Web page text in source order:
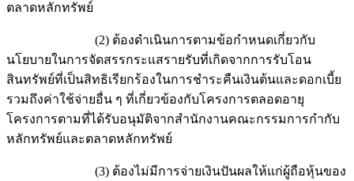
ตลาดหลักทรัพย์
(2) ต้องดำเนินการตามข้อกำหนดเกี่ยวกับ
นโยบายในการจัดสรรกระแสรายรับที่เกิดจากการรับโอน
สินทรัพย์ที่เป็นสิทธิเรียกร้องในการชำระคืนเงินต้นและดอกเบี้ย
รวมถึงค่าใช้จ่ายอื่น ๆ ที่เกี่ยวข้องกับโครงการตลอดอายุ
โครงการตามที่ได้รับอนุมัติจากสำนักงานคณะกรรมการกำกับ
หลักทรัพย์และตลาดหลักทรัพย์
(3) ต้องไม่มีการจ่ายเงินปันผลให้แก่ผู้ถือหุ้นของ